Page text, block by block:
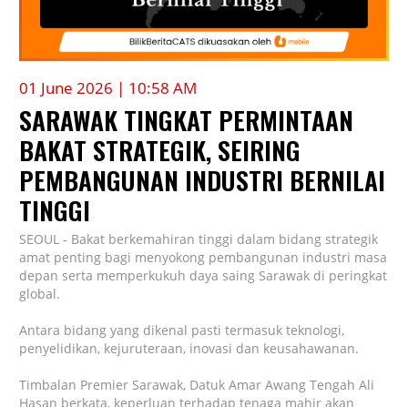
01 June 2026 | 10:58 AM
SARAWAK TINGKAT PERMINTAAN
BAKAT STRATEGIK, SEIRING
PEMBANGUNAN INDUSTRI BERNILAI
TINGGI
SEOUL - Bakat berkemahiran tinggi dalam bidang strategik
amat penting bagi menyokong pembangunan industri masa
depan serta memperkukuh daya saing Sarawak di peringkat
global.
Antara bidang yang dikenal pasti termasuk teknologi,
penyelidikan, kejuruteraan, inovasi dan keusahawanan.
Timbalan Premier Sarawak, Datuk Amar Awang Tengah Ali
Hasan berkata, keperluan terhadap tenaga mahir akan